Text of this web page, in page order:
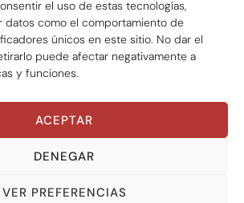
el uso de estas tecnologías,
datos como el comportamiento de
únicos en este sitio. No dar el
puede afectar negativamente a
y funciones.
ACEPTAR
DENEGAR
VER PREFERENCIAS
© 2026. Todos los derechos
policy